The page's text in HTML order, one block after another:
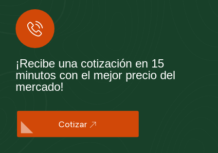
¡Recibe una cotización en 15
minutos con el mejor precio del
mercado!
Cotizar